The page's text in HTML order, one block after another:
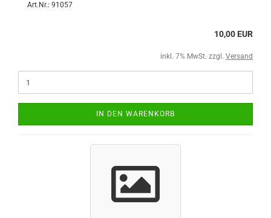
Art.Nr.: 91057
10,00 EUR
inkl. 7% MwSt. zzgl. Versand
IN DEN WARENKORB